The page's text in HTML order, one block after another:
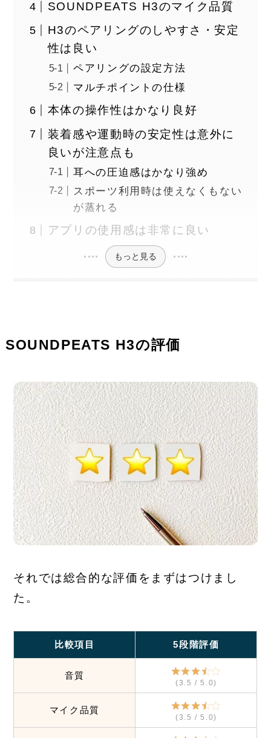
SOUNDPEATS H3のマイク品質
H3のペアリングのしやすさ・安定
性は良い
ペアリングの設定方法
マルチポイントの仕様
本体の操作性はかなり良好
装着感や運動時の安定性は意外に
良いが注意点も
耳への圧迫感はかなり強め
スポーツ利用時は使えなくもない
が蒸れる
アプリの使用感は非常に良い
もっと見る
SOUNDPEATS H3の評価
それでは総合的な評価をまずはつけまし
た。
比較項目 5段階評価
音質
(3.5 / 5.0)
マイク品質
(3.5 / 5.0)